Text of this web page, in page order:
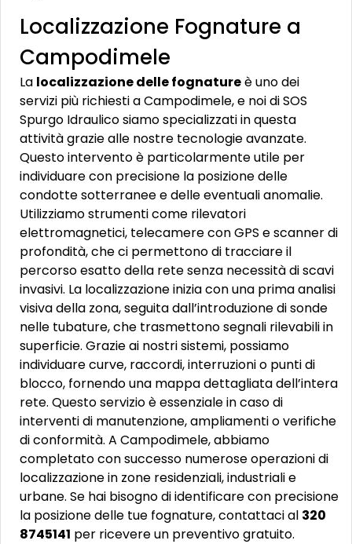
Localizzazione Fognature a
Campodimele
La localizzazione delle fognatureè uno dei
servizi più richiesti a Campodimele, e noi di SOS
Spurgo Idraulico siamo specializzati in questa
attività grazie alle nostre tecnologie avanzate.
Questo intervento è particolarmente utile per
individuare con precisione la posizione delle
condotte sotterranee e delle eventuali anomalie.
Utilizziamo strumenti come rilevatori
elettromagnetici, telecamere con GPS e scanner di
profondità, che ci permettono di tracciare il
percorso esatto della rete senza necessità di scavi
invasivi. La localizzazione inizia con una prima analisi
visiva della zona, seguita dall’introduzione di sonde
nelle tubature, che trasmettono segnali rilevabili in
superficie. Grazie ai nostri sistemi, possiamo
individuare curve, raccordi, interruzioni o punti di
blocco, fornendo una mappa dettagliata dell’intera
rete. Questo servizio è essenziale in caso di
interventi di manutenzione, ampliamenti o verifiche
di conformità. A Campodimele, abbiamo
completato con successo numerose operazioni di
localizzazione in zone residenziali, industriali e
urbane. Se hai bisogno di identificare con precisione
la posizione delle tue fognature, contattaci al 320
8745141 per ricevere un preventivo gratuito.